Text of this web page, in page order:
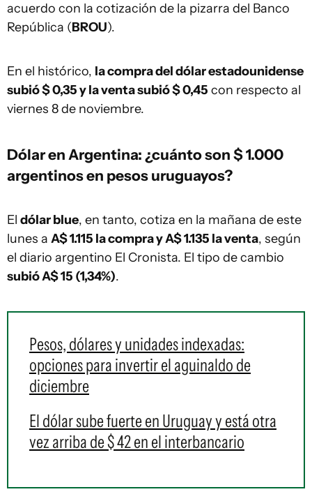
acuerdo con la cotización de la pizarra del Banco
República (BROU).
En el histórico, la compra del dólar estadounidense
subió $ 0,35 y la venta subió $ 0,45 con respecto al
viernes 8 de noviembre.
Dólar en Argentina: ¿cuánto son $ 1.000
argentinos en pesos uruguayos?
El dólar blue, en tanto, cotiza en la mañana de este
lunes a A$ 1.115 la compra y A$ 1.135 la venta, según
el diario argentino El Cronista. El tipo de cambio
subió A$ 15 (1,34%).
Pesos, dólares y unidades indexadas:
opciones para invertir el aguinaldo de
diciembre
El dólar sube fuerte en Uruguay y está otra
vez arriba de $ 42 en el interbancario